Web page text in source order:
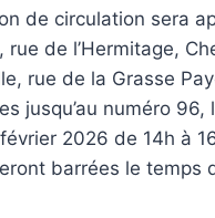
de circulation sera
rue de l’Hermitage,
rue de la Grasse
jusqu’au numéro 96,
2026 de 14h à
barrées le temps